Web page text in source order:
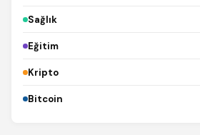
Sağlık
Eğitim
Kripto
Bitcoin